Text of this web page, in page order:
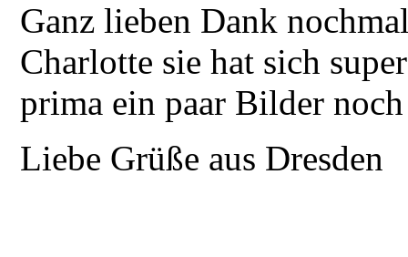
Ganz lieben Dank
Charlotte sie hat sich
prima ein paar Bilder
Liebe Grüße aus Dresden